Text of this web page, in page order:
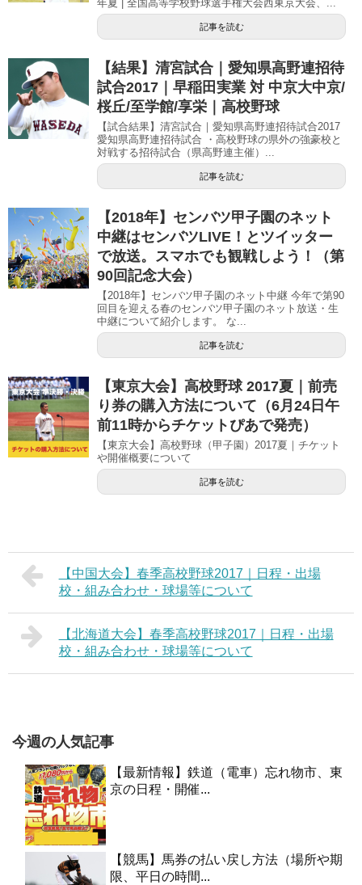
年夏 | 全国高等学校野球選手権大会西東京大会、...
記事を読む
【結果】清宮試合｜愛知県高野連招待
試合2017｜早稲田実業 対 中京大中京/
桜丘/至学館/享栄｜高校野球
【試合結果】清宮試合｜愛知県高野連招待試合2017
愛知県高野連招待試合 ・高校野球の県外の強豪校と
対戦する招待試合（県高野連主催）...
記事を読む
【2018年】センバツ甲子園のネット
中継はセンバツLIVE！とツイッター
で放送。スマホでも観戦しよう！（第
90回記念大会）
【2018年】センバツ甲子園のネット中継 今年で第90
回目を迎える春のセンバツ甲子園のネット放送・生
中継について紹介します。 な...
記事を読む
【東京大会】高校野球 2017夏｜前売
り券の購入方法について（6月24日午
前11時からチケットぴあで発売）
【東京大会】高校野球（甲子園）2017夏｜チケット
や開催概要について
記事を読む
【中国大会】春季高校野球2017｜日程・出場
校・組み合わせ・球場等について
【北海道大会】春季高校野球2017｜日程・出場
校・組み合わせ・球場等について
今週の人気記事
【最新情報】鉄道（電車）忘れ物市、東
京の日程・開催...
【競馬】馬券の払い戻し方法（場所や期
限、平日の時間...